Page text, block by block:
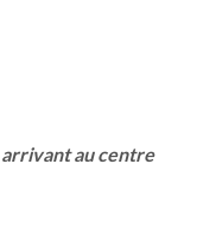
arrivant au centre